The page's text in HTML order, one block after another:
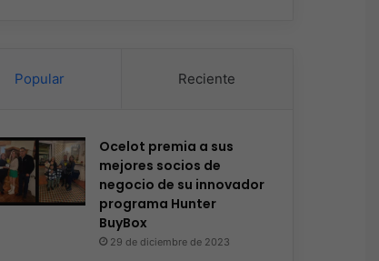
Popular Reciente
Ocelot premia a sus
mejores socios de
negocio de su innovador
programa Hunter
BuyBox
29 de diciembre de 2023